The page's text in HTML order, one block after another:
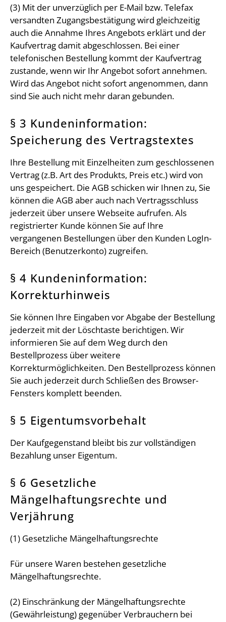
(3) Mit der unverzüglich per E-Mail bzw. Telefax
versandten Zugangsbestätigung wird gleichzeitig
auch die Annahme Ihres Angebots erklärt und der
Kaufvertrag damit abgeschlossen. Bei einer
telefonischen Bestellung kommt der Kaufvertrag
zustande, wenn wir Ihr Angebot sofort annehmen.
Wird das Angebot nicht sofort angenommen, dann
sind Sie auch nicht mehr daran gebunden.
§ 3 Kundeninformation:
Speicherung des Vertragstextes
Ihre Bestellung mit Einzelheiten zum geschlossenen
Vertrag (z.B. Art des Produkts, Preis etc.) wird von
uns gespeichert. Die AGB schicken wir Ihnen zu, Sie
können die AGB aber auch nach Vertragsschluss
jederzeit über unsere Webseite aufrufen. Als
registrierter Kunde können Sie auf Ihre
vergangenen Bestellungen über den Kunden LogIn-
Bereich (Benutzerkonto) zugreifen.
§ 4 Kundeninformation:
Korrekturhinweis
Sie können Ihre Eingaben vor Abgabe der Bestellung
jederzeit mit der Löschtaste berichtigen. Wir
informieren Sie auf dem Weg durch den
Bestellprozess über weitere
Korrekturmöglichkeiten. Den Bestellprozess können
Sie auch jederzeit durch Schließen des Browser-
Fensters komplett beenden.
§ 5 Eigentumsvorbehalt
Der Kaufgegenstand bleibt bis zur vollständigen
Bezahlung unser Eigentum.
§ 6 Gesetzliche
Mängelhaftungsrechte und
Verjährung
(1) Gesetzliche Mängelhaftungsrechte
Für unsere Waren bestehen gesetzliche
Mängelhaftungsrechte.
(2) Einschränkung der Mängelhaftungsrechte
(Gewährleistung) gegenüber Verbrauchern bei